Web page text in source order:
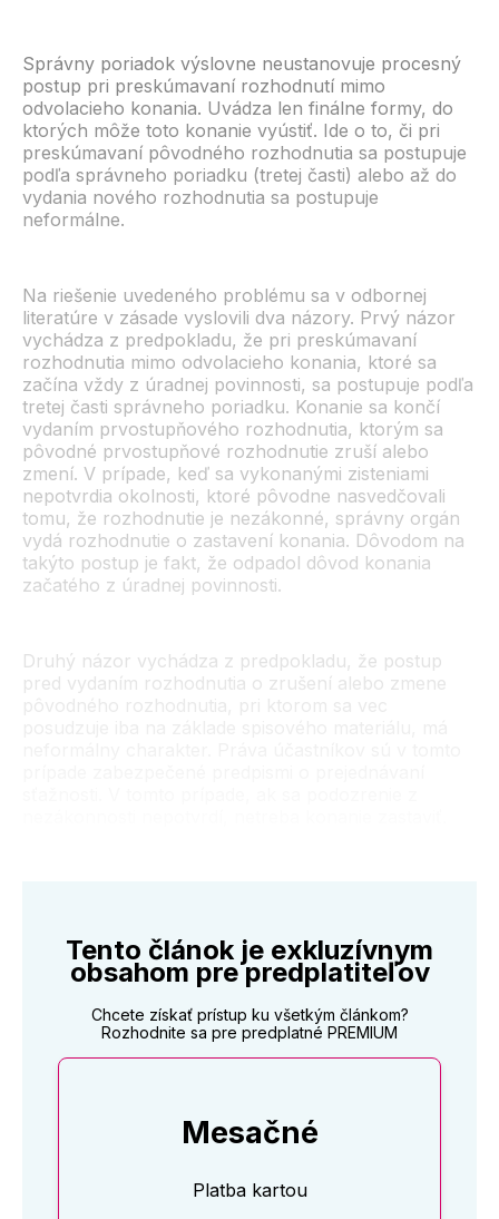
Správny poriadok výslovne neustanovuje procesný
postup pri preskúmavaní rozhodnutí mimo
odvolacieho konania. Uvádza len finálne formy, do
ktorých môže toto konanie vyústiť. Ide o to, či pri
preskúmavaní pôvodného rozhodnutia sa postupuje
podľa správneho poriadku (tretej časti) alebo až do
vydania nového rozhodnutia sa postupuje
neformálne.
Na riešenie uvedeného problému sa v odbornej
literatúre v zásade vyslovili dva názory. Prvý názor
vychádza z predpokladu, že pri preskúmavaní
rozhodnutia mimo odvolacieho konania, ktoré sa
začína vždy z úradnej povinnosti, sa postupuje podľa
tretej časti správneho poriadku. Konanie sa končí
vydaním prvostupňového rozhodnutia, ktorým sa
pôvodné prvostupňové rozhodnutie zruší alebo
zmení. V prípade, keď sa vykonanými zisteniami
nepotvrdia okolnosti, ktoré pôvodne nasvedčovali
tomu, že rozhodnutie je nezákonné, správny orgán
vydá rozhodnutie o zastavení konania. Dôvodom na
takýto postup je fakt, že odpadol dôvod konania
začatého z úradnej povinnosti.
Druhý názor vychádza z predpokladu, že postup
pred vydaním rozhodnutia o zrušení alebo zmene
Tento článok je exkluzívnym
obsahom pre predplatiteľov
Chcete získať prístup ku všetkým článkom?
Rozhodnite sa pre predplatné PREMIUM
Mesačné
Platba kartou